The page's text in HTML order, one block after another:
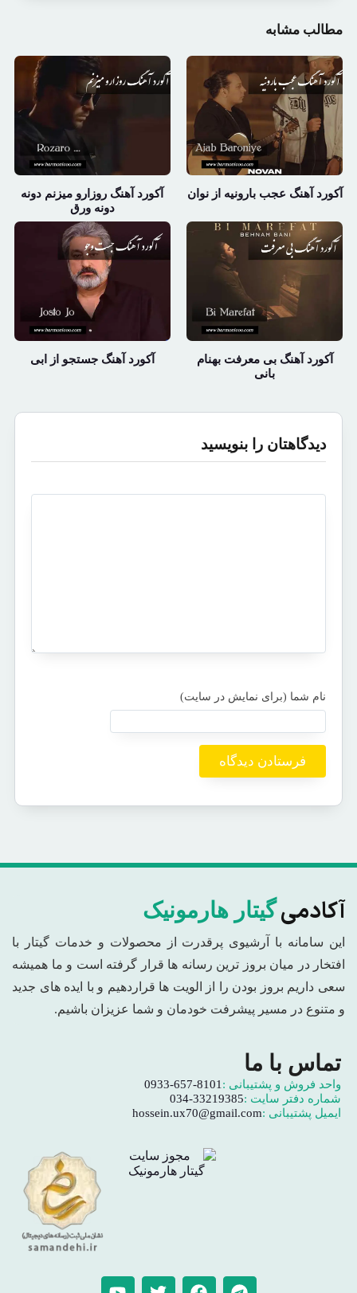
مطالب مشابه
آکورد آهنگ عجب بارونیه از نوان
آکورد آهنگ روزارو میزنم دونه
دونه ورق
آکورد آهنگ بی معرفت بهنام
بانی
آکورد آهنگ جستجو از ابی
دیدگاهتان را بنویسید
آکادمیگیتار هارمونیک
این سامانه با آرشیوی پرقدرت از محصولات و خدمات گیتار با
افتخار در میان بروز ترین رسانه ها قرار گرفته است و ما همیشه
سعی داریم بروز بودن را از الویت ها قراردهیم و با ایده های جدید
و متنوع در مسیر پیشرفت خودمان و شما عزیزان باشیم.
تماس با ما
واحد فروش و پشتیبانی : 0933-657-8101
شماره دفتر سایت :034-33219385
ایمیل پشتیبانی :hossein.ux70@gmail.com